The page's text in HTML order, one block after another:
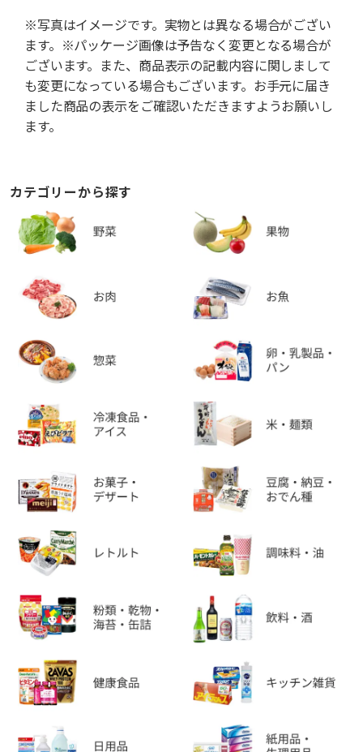
※写真はイメージです。実物とは異なる場合がござい
ます。※パッケージ画像は予告なく変更となる場合が
ございます。また、商品表示の記載内容に関しまして
も変更になっている場合もございます。お手元に届き
ました商品の表示をご確認いただきますようお願いし
ます。
カテゴリーから探す